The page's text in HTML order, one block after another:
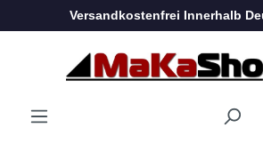
Zum Hauptinhalt springen
Versandkostenfrei Innerhalb